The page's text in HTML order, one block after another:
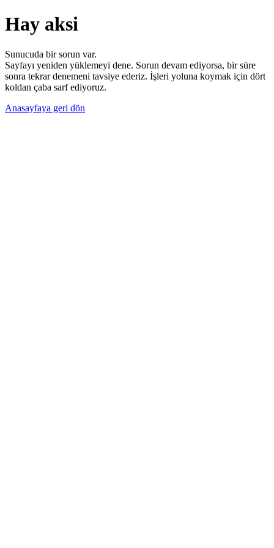
Hay aksi
Sunucuda bir sorun var.
Sayfayı yeniden yüklemeyi dene. Sorun devam ediyorsa, bir süre
sonra tekrar denemeni tavsiye ederiz. İşleri yoluna koymak için dört
koldan çaba sarf ediyoruz.
Anasayfaya geri dön